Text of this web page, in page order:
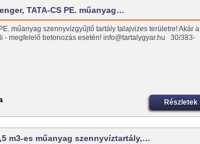
TATA-CS PE. műanyag…
műanyag szennyvízgyűjtő tartály talajvizes területre! Akár a
- megfelelő betonozás esetén! info@tartalygyar.hu 30/383-
Részletek
m3-es műanyag szennyvíztartály,…